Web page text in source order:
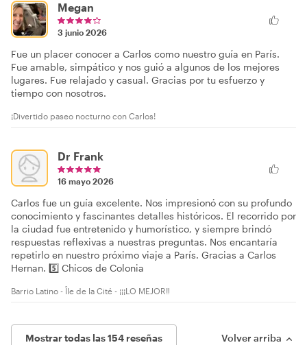
Megan
3 junio 2026
Fue un placer conocer a Carlos como nuestro guía en París.
Fue amable, simpático y nos guió a algunos de los mejores
lugares. Fue relajado y casual. Gracias por tu esfuerzo y
tiempo con nosotros.
¡Divertido paseo nocturno con Carlos!
Dr Frank
16 mayo 2026
Carlos fue un guía excelente. Nos impresionó con su profundo
conocimiento y fascinantes detalles históricos. El recorrido por
la ciudad fue entretenido y humorístico, y siempre brindó
respuestas reflexivas a nuestras preguntas. Nos encantaría
repetirlo en nuestro próximo viaje a París. Gracias a Carlos
Hernan. 5️⃣ Chicos de Colonia
Barrio Latino - Île de la Cité - ¡¡¡LO MEJOR‼️
Mostrar todas las 154 reseñas Volver arriba